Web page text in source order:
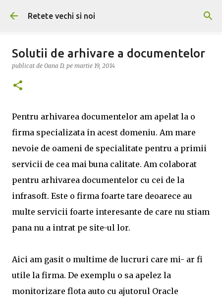
Treceți la conținutul principal
Retete vechi si noi
Solutii de arhivare a documentelor
publicat de Oana D. pe martie 19, 2014
Pentru arhivarea documentelor am apelat la o
firma specializata in acest domeniu. Am mare
nevoie de oameni de specialitate pentru a primii
servicii de cea mai buna calitate. Am colaborat
pentru arhivarea documentelor cu cei de la
infrasoft. Este o firma foarte tare deoarece au
multe servicii foarte interesante de care nu stiam
pana nu a intrat pe site-ul lor.
Aici am gasit o multime de lucruri care mi- ar fi
utile la firma. De exemplu o sa apelez la
monitorizare flota auto cu ajutorul Oracle